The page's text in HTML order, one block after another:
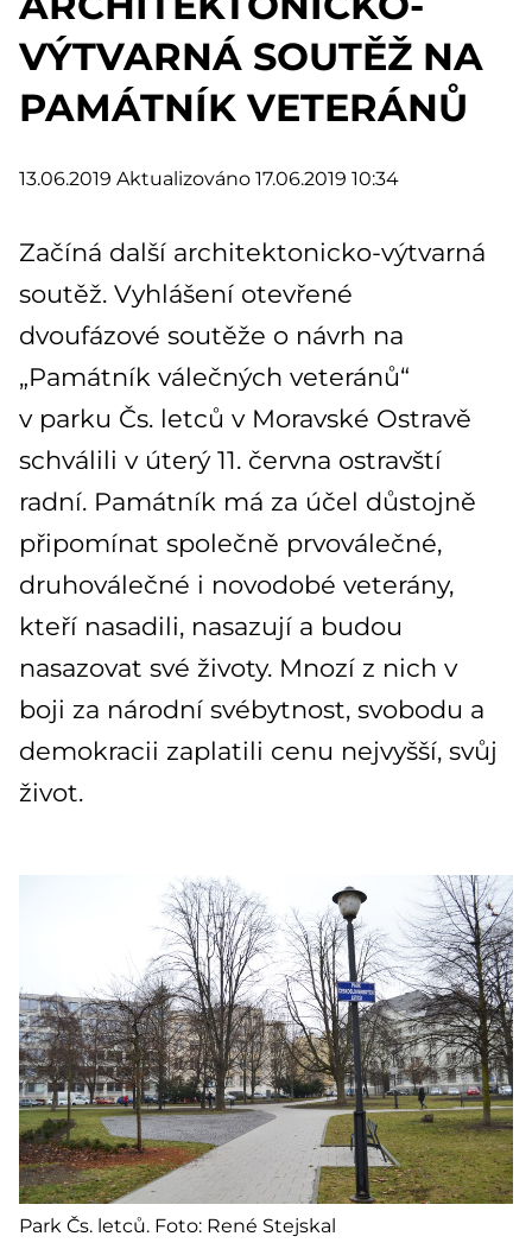
VÝTVARNÁ SOUTĚŽ NA
PAMÁTNÍK VETERÁNŮ
13.06.2019 Aktualizováno 17.06.2019 10:34
Začíná další architektonicko-výtvarná
soutěž. Vyhlášení otevřené
dvoufázové soutěže o návrh na
„Památník válečných veteránů“
v parku Čs. letců v Moravské Ostravě
schválili v úterý 11. června ostravští
radní. Památník má za účel důstojně
připomínat společně prvoválečné,
druhoválečné i novodobé veterány,
kteří nasadili, nasazují a budou
nasazovat své životy. Mnozí z nich v
boji za národní svébytnost, svobodu a
demokracii zaplatili cenu nejvyšší, svůj
život.
Park Čs. letců. Foto: René Stejskal